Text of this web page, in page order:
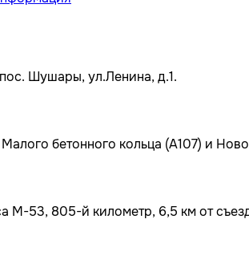
Шушары, ул.Ленина, д.1.
бетонного кольца (А107) и
M-53, 805-й километр, 6,5 км от